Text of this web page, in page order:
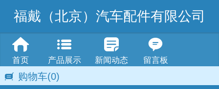
福戴（北京）汽车配件有限公司
首页 产品展示 新闻动态 留言板
购物车(0)